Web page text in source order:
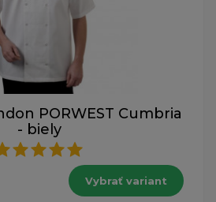
PORWEST Cumbria
- biely
Vybrať variant